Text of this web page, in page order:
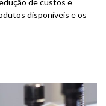
disponíveis e os